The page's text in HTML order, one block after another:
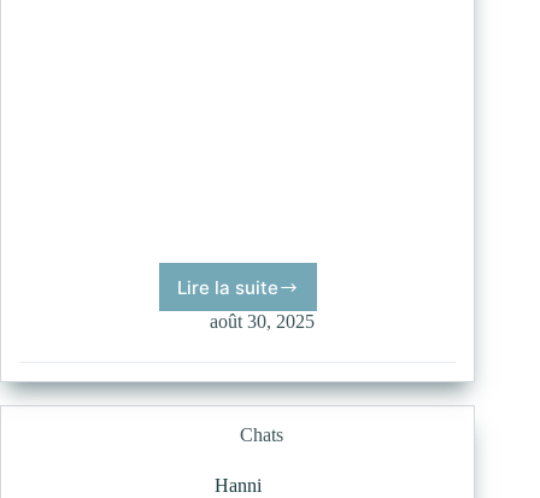
Lire la suite
Chloé
août 30, 2025
Chats
Hanni